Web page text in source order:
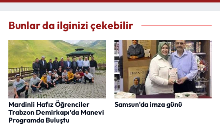
Bunlar da ilginizi çekebilir
Mardinli Hafız Öğrenciler
Trabzon Demirkapı’da Manevi
Programda Buluştu
Samsun'da imza günü